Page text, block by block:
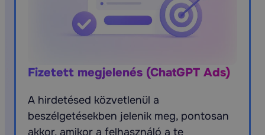
Fizetett megjelenés (ChatGPT Ads)
A hirdetésed közvetlenül a
beszélgetésekben jelenik meg, pontosan
akkor, amikor a felhasználó a te